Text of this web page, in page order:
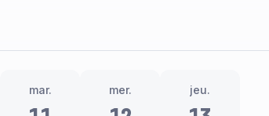
mar. mer. jeu.